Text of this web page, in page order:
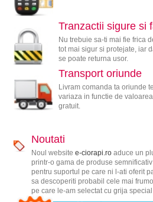
Tranzactii sigure si
Nu trebuie sa-ti mai fie frica
tot mai sigur si protejate, iar
se poate returna usor.
Transport oriunde
Livram comanda ta oriunde
variaza in functie de
gratuit.
Noutati
Noul website e-ciorapi.roaduce un
printr-o gama de produse
pentru suportul pe care ni l-ati oferit
sa descoperiti probabil cele mai
pe care le-am selectat cu grija